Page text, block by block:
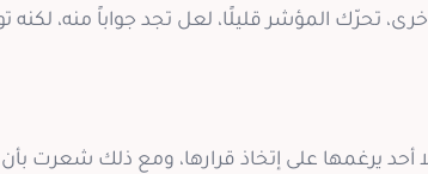
تحرّك المؤشر قليلًا، لعل تجد جواباً منه،
أحد يرغمها على إتخاذ قرارها، ومع ذلك شعرت